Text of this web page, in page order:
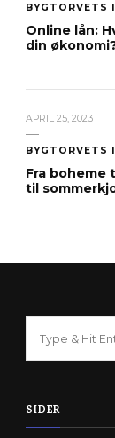
BYGTORVETS
Online lån:
din
APRIL 25, 2023
BYGTORVETS
Fra boheme
til
SIDER